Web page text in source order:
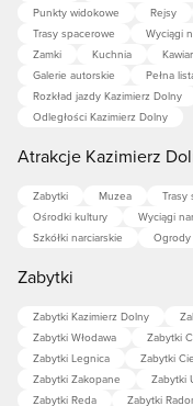
Punkty widokowe
Rejsy
Trasy spacerowe
Wyciągi
Zamki
Kuchnia
Galerie autorskie
Pełna
Rozkład jazdy Kazimierz Dolny
Odległości Kazimierz Dolny
Atrakcje Kazimierz
Zabytki Muzea Trasy
Ośrodki kultury
Wyciągi
Szkółki narciarskie
Zabytki
Zabytki Kazimierz Dolny
Zabytki Włodawa
Zabytki
Zabytki Legnica
Zabytki
Zabytki Zakopane
Zabytki
Zabytki Reda
Zabytki